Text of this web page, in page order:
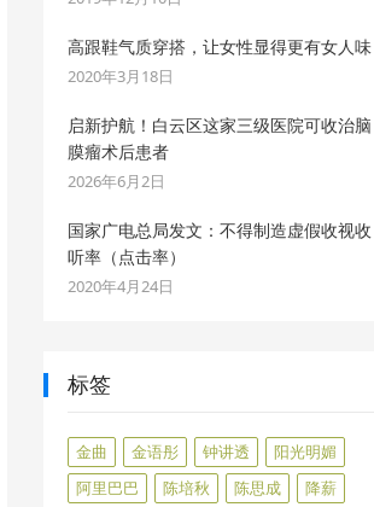
高跟鞋气质穿搭，让女性显得更有女人味
2020年3月18日
启新护航！白云区这家三级医院可收治脑
膜瘤术后患者
2026年6月2日
国家广电总局发文：不得制造虚假收视收
听率（点击率）
2020年4月24日
标签
金曲 金语彤 钟讲透
阳光明媚
阿里巴巴
陈培秋 陈思成
降薪